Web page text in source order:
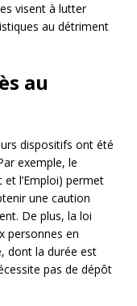
visent à lutter
au détriment
au
dispositifs ont été
exemple, le
l’Emploi) permet
une caution
De plus, la loi
personnes en
dont la durée est
pas de dépôt